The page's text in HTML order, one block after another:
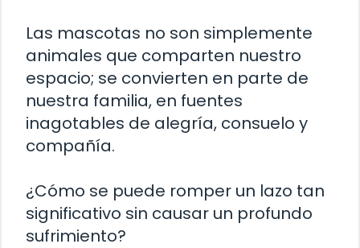
Las mascotas no son simplemente
animales que comparten nuestro
espacio; se convierten en parte de
nuestra familia, en fuentes
inagotables de alegría, consuelo y
compañía.
¿Cómo se puede romper un lazo tan
significativo sin causar un profundo
sufrimiento?